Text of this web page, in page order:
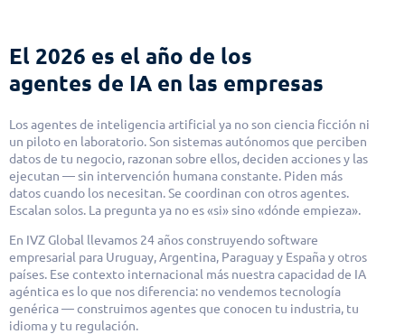
El 2026 es el año de los
agentes de IA en las empresas
Los agentes de inteligencia artificial ya no son ciencia ficción ni
un piloto en laboratorio. Son sistemas autónomos que perciben
datos de tu negocio, razonan sobre ellos, deciden acciones y las
ejecutan — sin intervención humana constante. Piden más
datos cuando los necesitan. Se coordinan con otros agentes.
Escalan solos. La pregunta ya no es «si» sino «dónde empieza».
En IVZ Global llevamos 24 años construyendo software
empresarial para Uruguay, Argentina, Paraguay y España y otros
países. Ese contexto internacional más nuestra capacidad de IA
agéntica es lo que nos diferencia: no vendemos tecnología
genérica — construimos agentes que conocen tu industria, tu
idioma y tu regulación.